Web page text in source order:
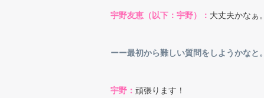
宇野友恵（以下：宇野）： 大丈夫かなぁ。
ーー最初から難しい質問をしようかなと。
宇野： 頑張ります！